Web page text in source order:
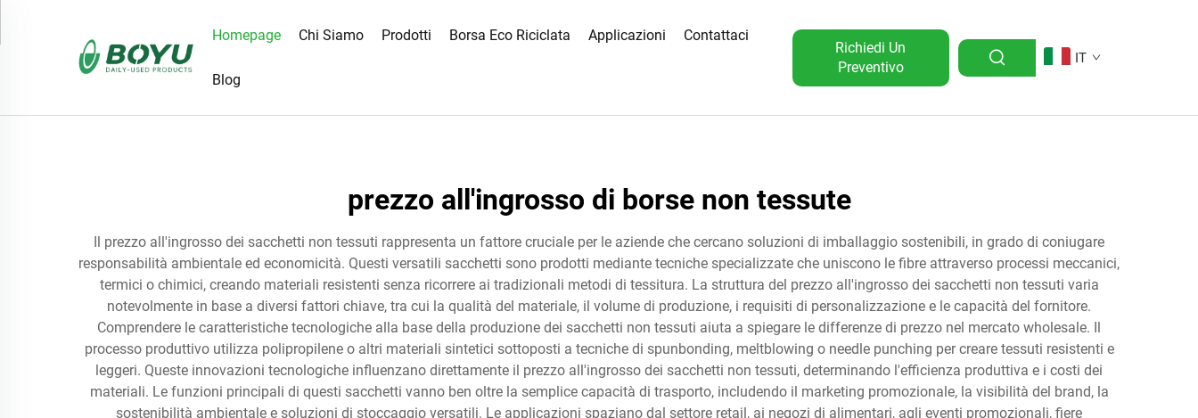
Homepage Chi Siamo Prodotti Borsa Eco Riciclata Applicazioni Contattaci
Blog
Richiedi Un
Preventivo
IT
prezzo all'ingrosso di borse non tessute
Il prezzo all'ingrosso dei sacchetti non tessuti rappresenta un fattore cruciale per le aziende che cercano soluzioni di imballaggio sostenibili, in grado di coniugare
responsabilità ambientale ed economicità. Questi versatili sacchetti sono prodotti mediante tecniche specializzate che uniscono le fibre attraverso processi meccanici,
termici o chimici, creando materiali resistenti senza ricorrere ai tradizionali metodi di tessitura. La struttura del prezzo all'ingrosso dei sacchetti non tessuti varia
notevolmente in base a diversi fattori chiave, tra cui la qualità del materiale, il volume di produzione, i requisiti di personalizzazione e le capacità del fornitore.
Comprendere le caratteristiche tecnologiche alla base della produzione dei sacchetti non tessuti aiuta a spiegare le differenze di prezzo nel mercato wholesale. Il
processo produttivo utilizza polipropilene o altri materiali sintetici sottoposti a tecniche di spunbonding, meltblowing o needle punching per creare tessuti resistenti e
leggeri. Queste innovazioni tecnologiche influenzano direttamente il prezzo all'ingrosso dei sacchetti non tessuti, determinando l'efficienza produttiva e i costi dei
materiali. Le funzioni principali di questi sacchetti vanno ben oltre la semplice capacità di trasporto, includendo il marketing promozionale, la visibilità del brand, la
sostenibilità ambientale e soluzioni di stoccaggio versatili. Le applicazioni spaziano dal settore retail, ai negozi di alimentari, agli eventi promozionali, fiere